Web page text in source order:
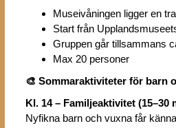
Museivåningen ligger en
Start från
Gruppen går tillsammans
Max 20 personer
🎨 Sommaraktiviteter för barn
Kl. 14 – Familjeaktivitet (15–30
Nyfikna barn och vuxna får